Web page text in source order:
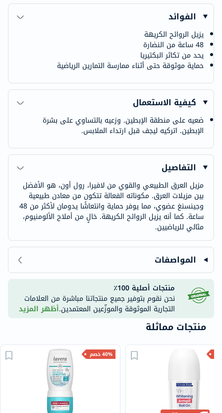
الفوائد
يزيل الروائح الكريهة
48 ساعة من النضارة
يحد من تكاثر البكتيريا
حماية موثوقة حتى أثناء ممارسة التمارين الرياضية
كيفية الاستعمال
ضعيه على منطقة الإبطين. وزعيه بالتساوي على بشرة
الإبطين. اتركيه ليجف قبل ارتداء الملابس.
التفاصيل
مزيل العرق الطبيعي والقوي من لافيرا، رول أون، هو الأفضل
بين مزيلات العرق. مكوناته الفعالة تتكون من معادن طبيعية
وجينسنغ عضوي، مما يوفر حماية وانتعاشًا يدومان لأكثر من 48
ساعة. كما أنه يزيل الروائح الكريهة. خالٍ من أملاح الألومنيوم،
مثالي للرياضيين.
المواصفات
منتجات أصلية 100٪
نحن نقوم بتوفير جميع منتجاتنا مباشرة من العلامات
التجارية الموثوقة والموزّعين المعتمدين.أظهر المزيد
منتجات مماثلة
40% خصم